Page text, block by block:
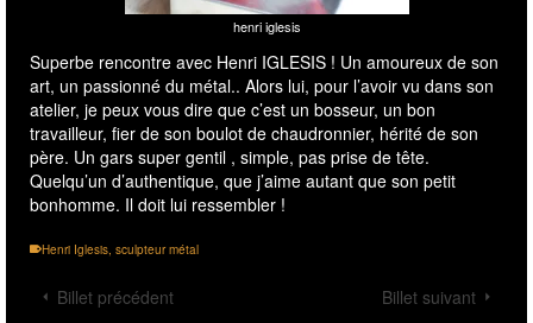
henri iglesis
Superbe rencontre avec Henri IGLESIS ! Un amoureux de son
art, un passionné du métal.. Alors lui, pour l’avoir vu dans son
atelier, je peux vous dire que c’est un bosseur, un bon
travailleur, fier de son boulot de chaudronnier, hérité de son
père. Un gars super gentil , simple, pas prise de tête.
Quelqu’un d’authentique, que j’aime autant que son petit
bonhomme. Il doit lui ressembler !
Henri Iglesis, sculpteur métal
Billet précédent Billet suivant